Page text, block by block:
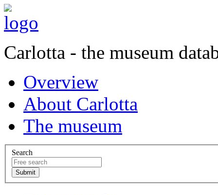
Carlotta - the museum
Overview
About Carlotta
The museum
Search